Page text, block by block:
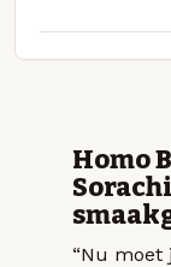
Homo
“Nu moet